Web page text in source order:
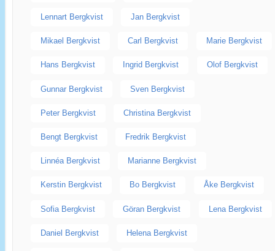
Lennart Bergkvist Jan Bergkvist
Mikael Bergkvist Carl Bergkvist Marie Bergkvist
Hans Bergkvist Ingrid Bergkvist Olof Bergkvist
Gunnar Bergkvist Sven Bergkvist
Peter Bergkvist Christina Bergkvist
Bengt Bergkvist Fredrik Bergkvist
Linnéa Bergkvist Marianne Bergkvist
Kerstin Bergkvist Bo Bergkvist Åke Bergkvist
Sofia Bergkvist Göran Bergkvist Lena Bergkvist
Daniel Bergkvist Helena Bergkvist